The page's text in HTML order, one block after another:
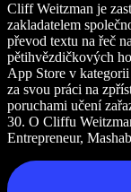
Cliff Weitzman je
zakladatelem
převod textu na řeč
pětihvězdičkových
App Store v
za svou práci na
poruchami učení
30. O Cliffu
Entrepreneur,